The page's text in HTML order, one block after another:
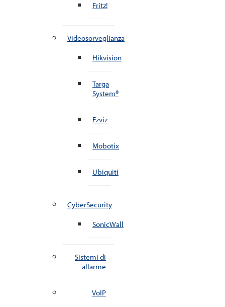
Fritz!
Videosorveglianza
Hikvision
Targa
System®
Ezviz
Mobotix
Ubiquiti
CyberSecurity
SonicWall
Sistemi di
allarme
VoIP